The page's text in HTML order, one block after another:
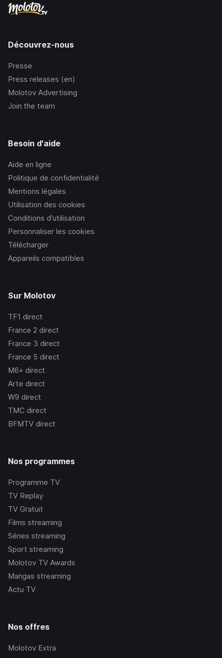
Découvrez-nous
Presse
Press releases (en)
Molotov Advertising
Join the team
Besoin d'aide
Aide en ligne
Politique de confidentialité
Mentions légales
Utilisation des cookies
Conditions d’utilisation
Personnaliser les cookies
Télécharger
Appareils compatibles
Sur Molotov
TF1 direct
France 2 direct
France 3 direct
France 5 direct
M6+ direct
Arte direct
W9 direct
TMC direct
BFMTV direct
Nos programmes
Programme TV
TV Replay
TV Gratuit
Films streaming
Séries streaming
Sport streaming
Molotov TV Awards
Mangas streaming
Actu TV
Nos offres
Molotov Extra